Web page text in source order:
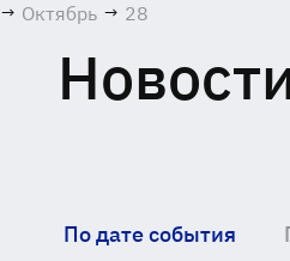
→ Октябрь → 28
По дате события